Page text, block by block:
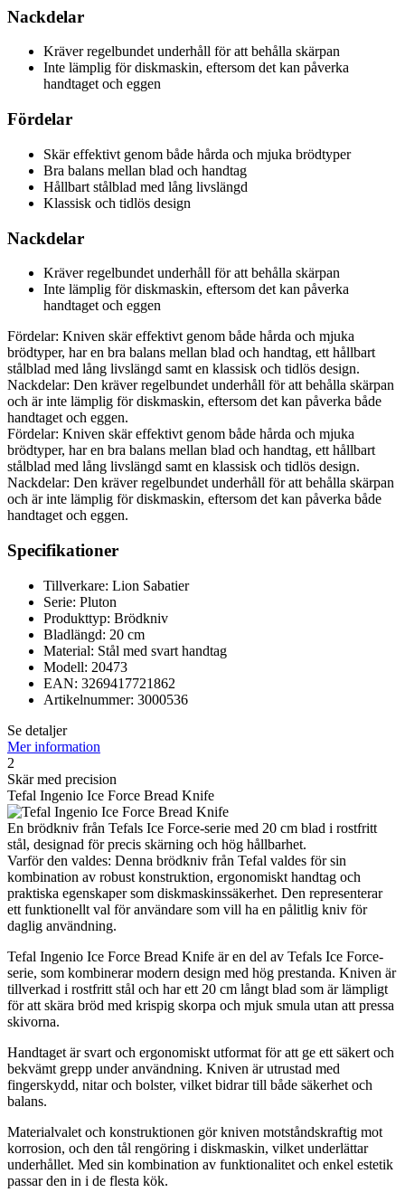
Nackdelar
Kräver regelbundet underhåll för att behålla skärpan
Inte lämplig för diskmaskin, eftersom det kan påverka
handtaget och eggen
Fördelar
Skär effektivt genom både hårda och mjuka brödtyper
Bra balans mellan blad och handtag
Hållbart stålblad med lång livslängd
Klassisk och tidlös design
Nackdelar
Kräver regelbundet underhåll för att behålla skärpan
Inte lämplig för diskmaskin, eftersom det kan påverka
handtaget och eggen
Fördelar: Kniven skär effektivt genom både hårda och mjuka
brödtyper, har en bra balans mellan blad och handtag, ett hållbart
stålblad med lång livslängd samt en klassisk och tidlös design.
Nackdelar: Den kräver regelbundet underhåll för att behålla skärpan
och är inte lämplig för diskmaskin, eftersom det kan påverka både
handtaget och eggen.
Fördelar: Kniven skär effektivt genom både hårda och mjuka
brödtyper, har en bra balans mellan blad och handtag, ett hållbart
stålblad med lång livslängd samt en klassisk och tidlös design.
Nackdelar: Den kräver regelbundet underhåll för att behålla skärpan
och är inte lämplig för diskmaskin, eftersom det kan påverka både
handtaget och eggen.
Specifikationer
Tillverkare: Lion Sabatier
Serie: Pluton
Produkttyp: Brödkniv
Bladlängd: 20 cm
Material: Stål med svart handtag
Modell: 20473
EAN: 3269417721862
Artikelnummer: 3000536
Se detaljer
Mer information
2
Skär med precision
Tefal Ingenio Ice Force Bread Knife
En brödkniv från Tefals Ice Force-serie med 20 cm blad i rostfritt
stål, designad för precis skärning och hög hållbarhet.
Varför den valdes: Denna brödkniv från Tefal valdes för sin
kombination av robust konstruktion, ergonomiskt handtag och
praktiska egenskaper som diskmaskinssäkerhet. Den representerar
ett funktionellt val för användare som vill ha en pålitlig kniv för
daglig användning.
Tefal Ingenio Ice Force Bread Knife är en del av Tefals Ice Force-
serie, som kombinerar modern design med hög prestanda. Kniven är
tillverkad i rostfritt stål och har ett 20 cm långt blad som är lämpligt
för att skära bröd med krispig skorpa och mjuk smula utan att pressa
skivorna.
Handtaget är svart och ergonomiskt utformat för att ge ett säkert och
bekvämt grepp under användning. Kniven är utrustad med
fingerskydd, nitar och bolster, vilket bidrar till både säkerhet och
balans.
Materialvalet och konstruktionen gör kniven motståndskraftig mot
korrosion, och den tål rengöring i diskmaskin, vilket underlättar
underhållet. Med sin kombination av funktionalitet och enkel estetik
passar den in i de flesta kök.